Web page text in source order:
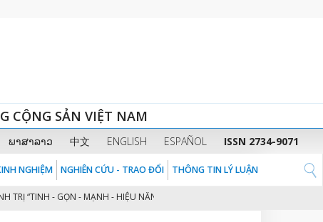
CỘNG SẢN VIỆT NAM
ພາສາລາວ 中文 ENGLISH ESPAÑOL ISSN 2734-9071
NGHIỆM NGHIÊN CỨU - TRAO ĐỔI THÔNG TIN LÝ LUẬN
- GỌN - MẠNH - HIỆU NĂNG - HIỆU LỰC - HIỆU QUẢ” THEO TINH THẦN